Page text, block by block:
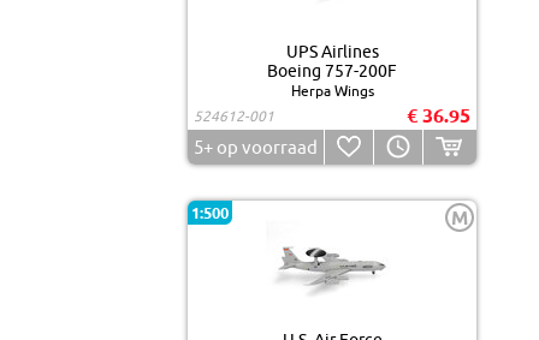
UPS Airlines
Boeing 757-200F
Herpa Wings
524612-001
€ 36.95
5+ op voorraad
1:500 M